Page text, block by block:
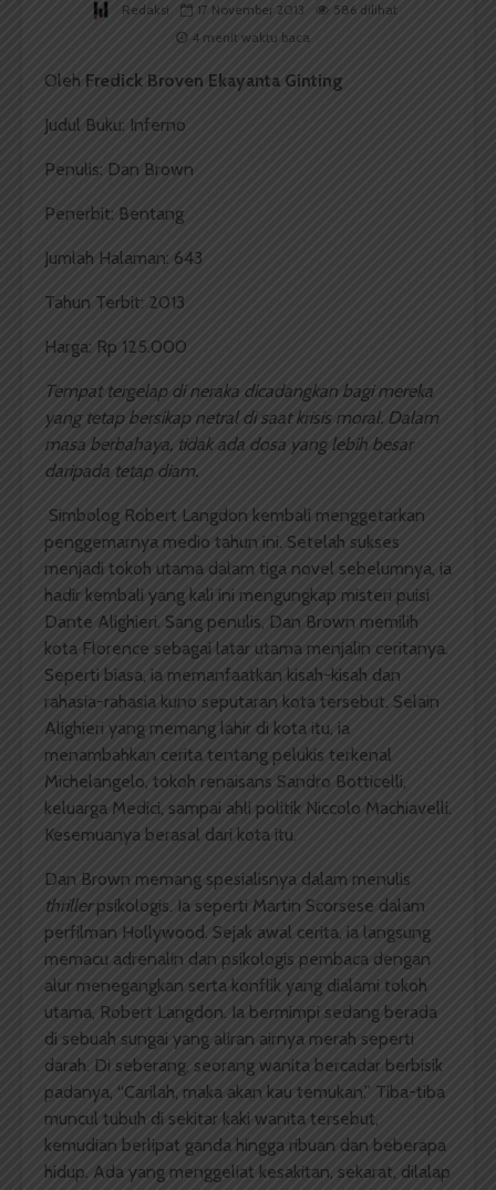
Redaksi 17 November 2013
586 dilihat
4 menit waktu baca
Oleh Fredick Broven Ekayanta Ginting
Judul Buku: Inferno
Penulis: Dan Brown
Penerbit: Bentang
Jumlah Halaman: 643
Tahun Terbit: 2013
Harga: Rp 125.000
Tempat tergelap di neraka dicadangkan bagi mereka
yang tetap bersikap netral di saat krisis moral. Dalam
masa berbahaya, tidak ada dosa yang lebih besar
daripada tetap diam.
Simbolog Robert Langdon kembali menggetarkan
penggemarnya medio tahun ini. Setelah sukses
menjadi tokoh utama dalam tiga novel sebelumnya, ia
hadir kembali yang kali ini mengungkap misteri puisi
Dante Alighieri. Sang penulis, Dan Brown memilih
kota Florence sebagai latar utama menjalin ceritanya.
Seperti biasa, ia memanfaatkan kisah-kisah dan
rahasia-rahasia kuno seputaran kota tersebut. Selain
Alighieri yang memang lahir di kota itu, ia
menambahkan cerita tentang pelukis terkenal
Michelangelo, tokoh renaisans Sandro Botticelli,
keluarga Medici, sampai ahli politik Niccolo Machiavelli.
Kesemuanya berasal dari kota itu.
Dan Brown memang spesialisnya dalam menulis
thrillerpsikologis. Ia seperti Martin Scorsese dalam
perfilman Hollywood. Sejak awal cerita, ia langsung
memacu adrenalin dan psikologis pembaca dengan
alur menegangkan serta konflik yang dialami tokoh
utama, Robert Langdon. Ia bermimpi sedang berada
di sebuah sungai yang aliran airnya merah seperti
darah. Di seberang, seorang wanita bercadar berbisik
padanya, “Carilah, maka akan kau temukan.” Tiba-tiba
muncul tubuh di sekitar kaki wanita tersebut,
kemudian berlipat ganda hingga ribuan dan beberapa
hidup. Ada yang menggeliat kesakitan, sekarat, dilalap